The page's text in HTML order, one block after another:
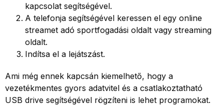
kapcsolat segítségével.
A telefonja segítségével keressen el egy online
streamet adó sportfogadási oldalt vagy streaming
oldalt.
Indítsa el a lejátszást.
Ami még ennek kapcsán kiemelhető, hogy a
vezetékmentes gyors adatvitel és a csatlakoztatható
USB drive segítségével rögzíteni is lehet programokat.